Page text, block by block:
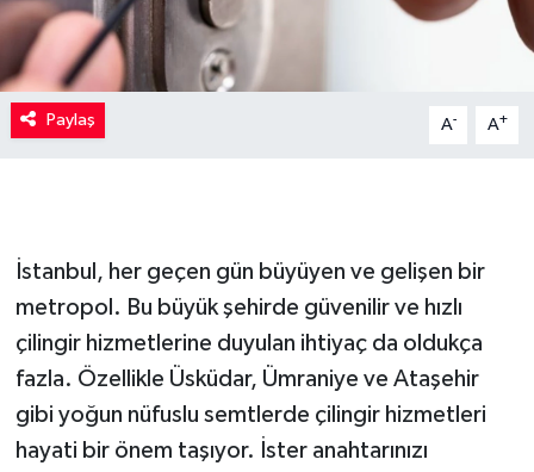
Paylaş A- A+
İstanbul, her geçen gün büyüyen ve gelişen bir
metropol. Bu büyük şehirde güvenilir ve hızlı
çilingir hizmetlerine duyulan ihtiyaç da oldukça
fazla. Özellikle Üsküdar, Ümraniye ve Ataşehir
gibi yoğun nüfuslu semtlerde çilingir hizmetleri
hayati bir önem taşıyor. İster anahtarınızı